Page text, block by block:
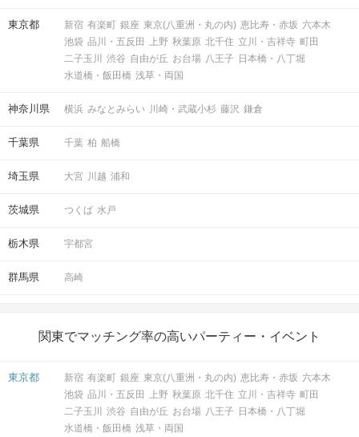
スタッフがお席までご案内します！
そのままお出かけされる方も多いです♪
アクセス
新宿駅／西口から徒歩
〒160-0023
和ビル11階
東京都 新宿 有楽町 銀座 東京(八重洲・丸の内) 恵比寿・赤坂 六本木
池袋 品川・五反田 上野 秋葉原 北千住 立川・吉祥寺 町田
二子玉川
渋谷 自由が丘 お台場 八王子 日本橋・八丁堀
水道橋・飯田橋 浅草・両国
神奈川県 横浜 みなとみらい 川崎・武蔵小杉 藤沢 鎌倉
千葉県 千葉 柏 船橋
埼玉県 大宮 川越 浦和
茨城県 つくば 水戸
栃木県 宇都宮
群馬県 高崎
関東でマッチング率の高いパーティー・イベント
東京都 新宿 有楽町 銀座 東京(八重洲・丸の内) 恵比寿・赤坂 六本木
池袋 品川・五反田 上野 秋葉原 北千住 立川・吉祥寺 町田
二子玉川
渋谷 自由が丘 お台場 八王子 日本橋・八丁堀
水道橋・飯田橋 浅草・両国